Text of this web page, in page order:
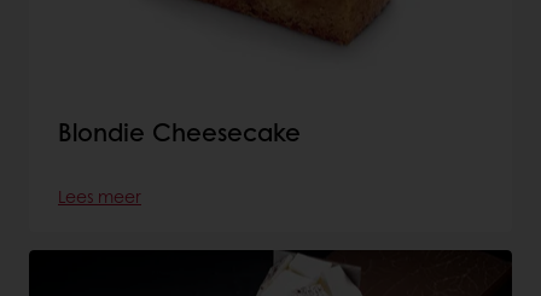
Blondie Cheesecake
Lees meer